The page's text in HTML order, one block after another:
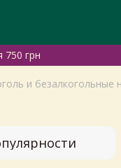
750 грн
и безалкогольные